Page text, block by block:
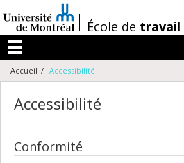
au
contenu
/École de travail
Menu
Accueil Accessibilité
Accessibilité
Conformité